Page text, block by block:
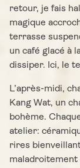
retour, je fais
magique
terrasse
un café glacé à
dissiper. Ici, le
L’après-midi,
Kang Wat, un
bohème.
atelier:
rires
maladroitement